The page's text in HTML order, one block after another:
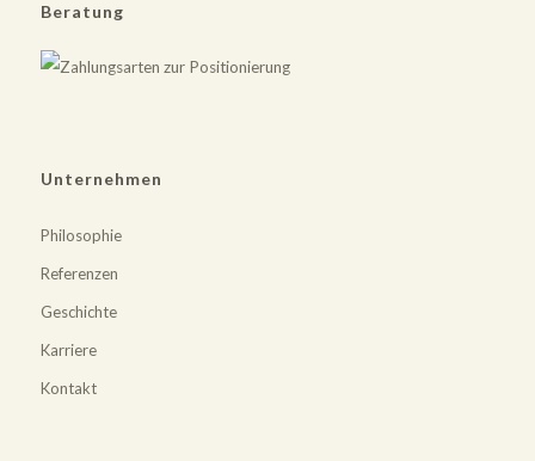
Beratung
Unternehmen
Philosophie
Referenzen
Geschichte
Karriere
Kontakt